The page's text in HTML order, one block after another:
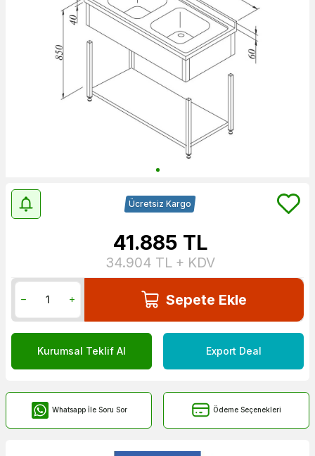
Ücretsiz Kargo
41.885 TL
34.904 TL + KDV
Sepete Ekle
Kurumsal Teklif Al Export Deal
Whatsapp İle Soru Sor Ödeme Seçenekleri